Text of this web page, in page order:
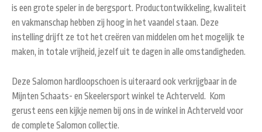
is een grote speler in de bergsport. Productontwikkeling, kwaliteit
en vakmanschap hebben zij hoog in het vaandel staan. Deze
instelling drijft ze tot het creëren van middelen om het mogelijk te
maken, in totale vrijheid, jezelf uit te dagen in alle omstandigheden.
Deze Salomon hardloopschoen is uiteraard ook verkrijgbaar in de
Mijnten Schaats- en Skeelersport winkel te Achterveld. Kom
gerust eens een kijkje nemen bij ons in de winkel in Achterveld voor
de complete Salomon collectie.